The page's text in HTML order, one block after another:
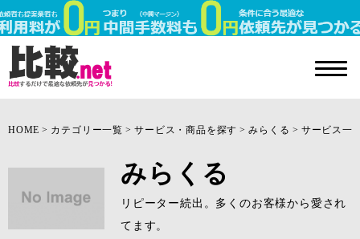
HOME カテゴリー一覧 サービス・商品を探す みらくる サービス一
みらくる
リピーター続出。多くのお客様から愛され
てます。